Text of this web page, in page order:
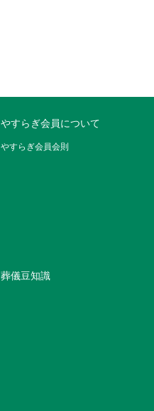
やすらぎ会員について
やすらぎ会員会則
葬儀豆知識